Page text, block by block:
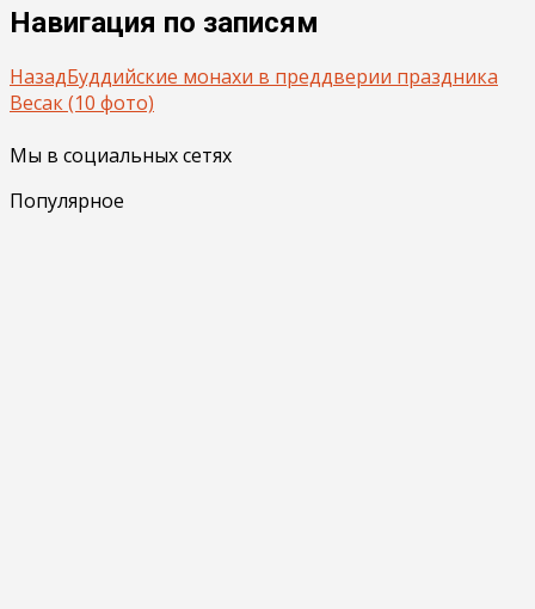
Навигация по записям
НазадБуддийские монахи в преддверии праздника
Весак (10 фото)
Мы в социальных сетях
Популярное